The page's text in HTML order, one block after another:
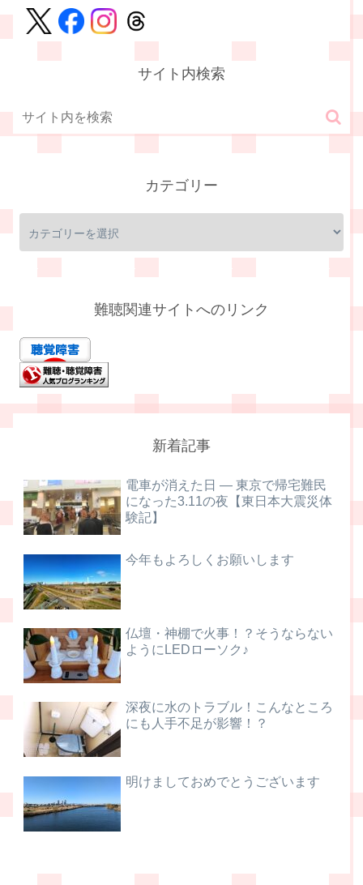
サイト内検索
カテゴリー
難聴関連サイトへのリンク
新着記事
電車が消えた日 ― 東京で帰宅難民
になった3.11の夜【東日本大震災体
験記】
今年もよろしくお願いします
仏壇・神棚で火事！？そうならない
ようにLEDローソク♪
深夜に水のトラブル！こんなところ
にも人手不足が影響！？
明けましておめでとうございます